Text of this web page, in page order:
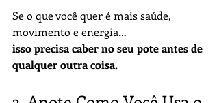
Se o que você quer é mais saúde,
movimento e energia…
isso precisa caber no seu pote antes de
qualquer outra coisa.